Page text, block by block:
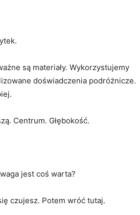
są materiały. Wykorzystujemy
doświadczenia podróżnicze.
Centrum. Głębokość.
jest coś warta?
czujesz. Potem wróć tutaj.